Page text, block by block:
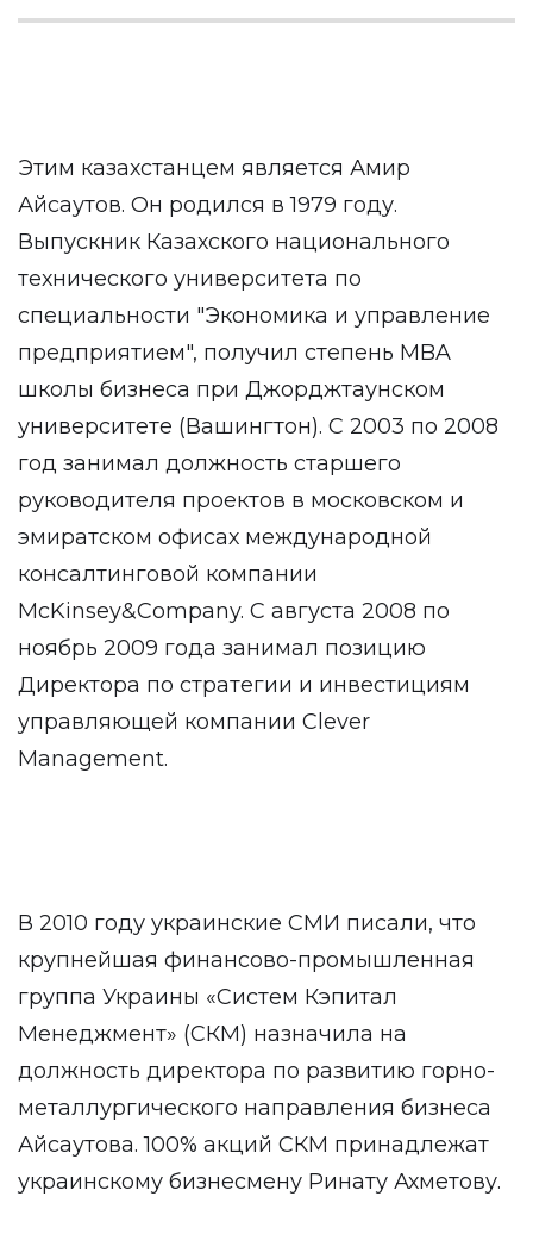
Этим казахстанцем является Амир
Айсаутов. Он родился в 1979 году.
Выпускник Казахского национального
технического университета по
специальности "Экономика и управление
предприятием", получил степень MBA
школы бизнеса при Джорджтаунском
университете (Вашингтон). С 2003 по 2008
год занимал должность старшего
руководителя проектов в московском и
эмиратском офисах международной
консалтинговой компании
McKinsey&Company. С августа 2008 по
ноябрь 2009 года занимал позицию
Директора по стратегии и инвестициям
управляющей компании Clever
Management.
В 2010 году украинские СМИ писали, что
крупнейшая финансово-промышленная
группа Украины «Систем Кэпитал
Менеджмент» (СКМ) назначила на
должность директора по развитию горно-
металлургического направления бизнеса
Айсаутова. 100% акций СКМ принадлежат
украинскому бизнесмену Ринату Ахметову.